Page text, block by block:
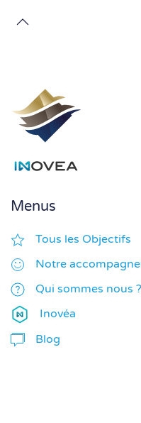
Menus
Tous les Objectifs
Notre
Qui sommes nous ?
Inovéa
Blog